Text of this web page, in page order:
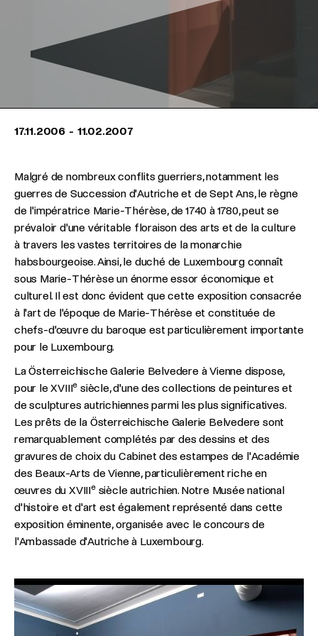
17.11.2006 - 11.02.2007
Malgré de nombreux conflits guerriers, notamment les
guerres de Succession d'Autriche et de Sept Ans, le règne
de l'impératrice Marie-Thérèse, de 1740 à 1780, peut se
prévaloir d'une véritable floraison des arts et de la culture
à travers les vastes territoires de la monarchie
habsbourgeoise. Ainsi, le duché de Luxembourg connaît
sous Marie-Thérèse un énorme essor économique et
culturel. Il est donc évident que cette exposition consacrée
à l'art de l'époque de Marie-Thérèse et constituée de
chefs-d'œuvre du baroque est particulièrement importante
pour le Luxembourg.
La Österreichische Galerie Belvedere à Vienne dispose,
pour le XVIIIe siècle, d'une des collections de peintures et
de sculptures autrichiennes parmi les plus significatives.
Les prêts de la Österreichische Galerie Belvedere sont
remarquablement complétés par des dessins et des
gravures de choix du Cabinet des estampes de l'Académie
des Beaux-Arts de Vienne, particulièrement riche en
œuvres du XVIIIesiècle autrichien. Notre Musée national
d'histoire et d'art est également représenté dans cette
exposition éminente, organisée avec le concours de
l'Ambassade d'Autriche à Luxembourg.